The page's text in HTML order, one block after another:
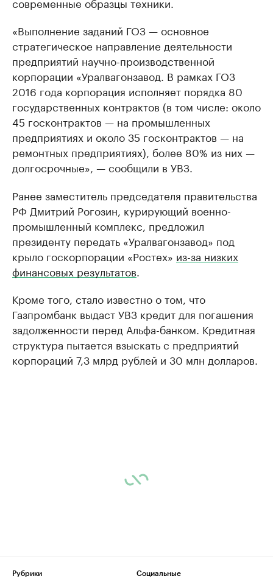
«Выполнение заданий ГОЗ — основное
стратегическое направление деятельности
предприятий научно-производственной
корпорации «Уралвагонзавод. В рамках ГОЗ
2016 года корпорация исполняет порядка 80
государственных контрактов (в том числе: около
45 госконтрактов — на промышленных
предприятиях и около 35 госконтрактов — на
ремонтных предприятиях), более 80% из них —
долгосрочные», — сообщили в УВЗ.
Ранее заместитель председателя правительства
РФ Дмитрий Рогозин, курирующий военно-
промышленный комплекс, предложил
президенту передать «Уралвагонзавод» под
крыло госкорпорации «Ростех» из-за низких
финансовых результатов
Кроме того, стало известно о том, что
Газпромбанк выдаст УВЗ кредит для погашения
задолженности перед Альфа-банком. Кредитная
структура пытается взыскать с предприятий
корпораций 7,3 млрд рублей и 30 млн долларов.
Рубрики
Социальные